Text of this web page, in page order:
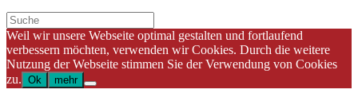
Weil wir unsere Webseite optimal gestalten und fortlaufend
verbessern möchten, verwenden wir Cookies. Durch die weitere
Nutzung der Webseite stimmen Sie der Verwendung von Cookies
zu. Ok mehr